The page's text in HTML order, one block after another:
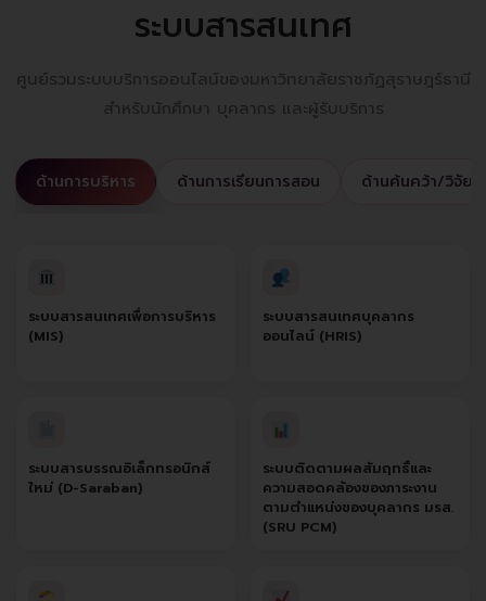
ระบบสารสนเทศ
ศูนย์รวมระบบบริการออนไลน์ของมหาวิทยาลัยราชภัฏสุราษฎร์ธานี
สำหรับนักศึกษา บุคลากร และผู้รับบริการ
ด้านการบริหาร ด้านการเรียนการสอน ด้านค้นคว้า/วิจัย
ระบบสารสนเทศเพื่อการบริหาร
(MIS)
ระบบสารสนเทศบุคลากร
ออนไลน์ (HRIS)
ระบบสารบรรณอิเล็กทรอนิกส์
ใหม่ (D-Saraban)
ระบบติดตามผลสัมฤทธิ์และ
ความสอดคล้องของภาระงาน
ตามตำแหน่งของบุคลากร มรส.
(SRU PCM)